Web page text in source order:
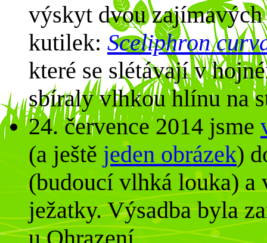
výskyt dvou
kutilek: Sceliphron
které se slétávají v
sbíraly vlhkou hlínu na
24. července 2014 jsme
(a ještě jeden obrázek)
(budoucí vlhká louka)
ježatky. Výsadba byla